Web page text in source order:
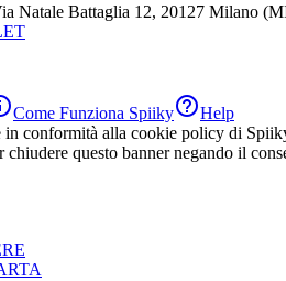
Natale Battaglia 12, 20127 Milano
Come Funziona SpiikyHelp
conformità alla cookie policy di
chiudere questo banner negando il